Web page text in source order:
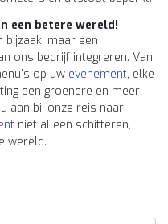
een betere wereld!
bijzaak, maar een
ons bedrijf integreren. Van
op uw evenement, elke
een groenere en meer
aan bij onze reis naar
niet alleen schitteren,
wereld.